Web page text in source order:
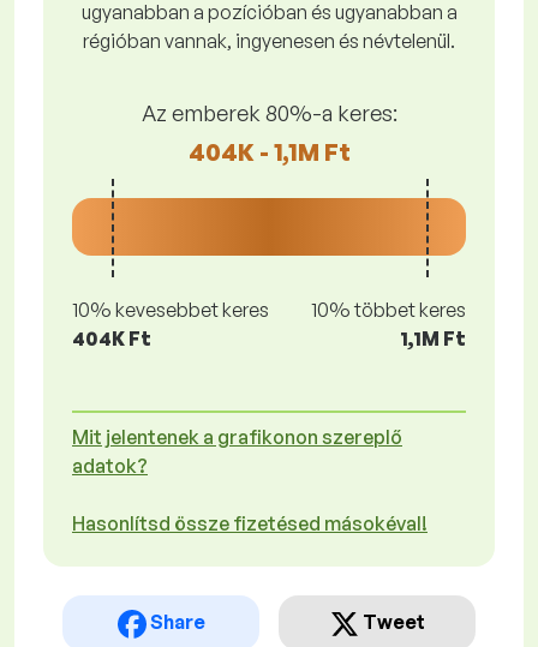
ugyanabban a pozícióban és ugyanabban a
régióban vannak, ingyenesen és névtelenül.
Az emberek 80%-a keres:
404K - 1,1M Ft
10% kevesebbet keres
404K Ft
10% többet keres
1,1M Ft
Mit jelentenek a grafikonon szereplő
adatok?
Hasonlítsd össze fizetésed másokéval!
Share Tweet